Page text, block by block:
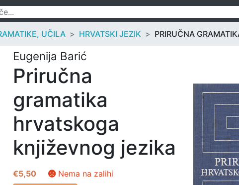
UČILA HRVATSKI JEZIK PRIRUČNA
Eugenija Barić
Priručna
gramatika
hrvatskoga
književnog jezika
€5,50
Nema na zalihi